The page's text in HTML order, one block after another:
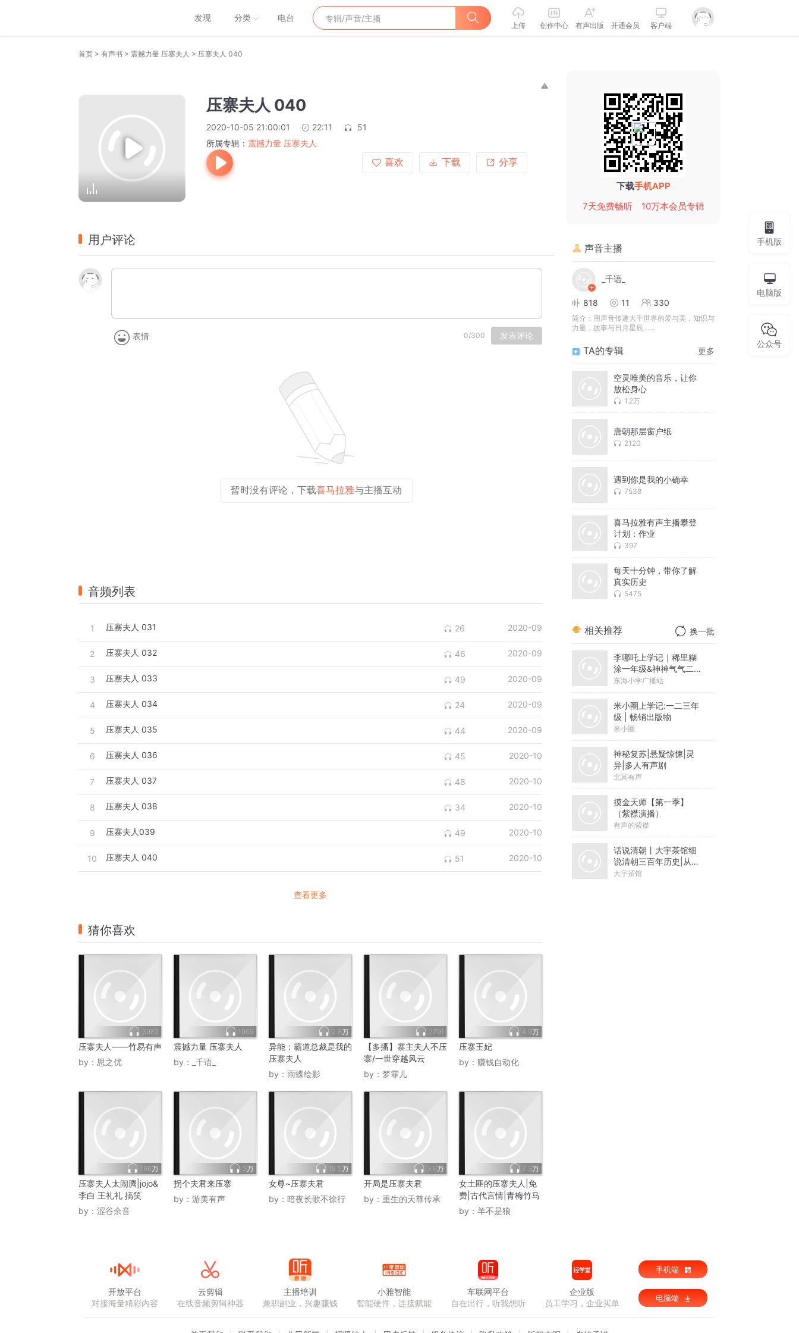
发现 分类 电台
上传 创作中心 有声出版 开通会员 客户端
首页 > 有声书 > 震撼力量 压寨夫人 > 压寨夫人 040
压寨夫人 040
2020-10-05 21:00:01 22:11
51
所属专辑： 震撼力量 压寨夫人
喜欢
下载 分享
用户评论
表情 0/300 发表评论
暂时没有评论，下载喜马拉雅与主播互动
音频列表
1 压寨夫人 031 26 2020-09
2 压寨夫人 032 46 2020-09
3 压寨夫人 033 49 2020-09
4 压寨夫人 034 24 2020-09
5 压寨夫人 035 44 2020-09
6 压寨夫人 036 45 2020-10
7 压寨夫人 037 48 2020-10
8 压寨夫人 038 34 2020-10
9 压寨夫人039 49 2020-10
10 压寨夫人 040 51 2020-10
查看更多
猜你喜欢
3982
压寨夫人——竹易有声
by： 思之优
1969
震撼力量 压寨夫人
by：
_千语_
2.8万
异能：霸道总裁是我的
压寨夫人
by： 雨蝶绘影
2791
【多播】寨主夫人不压
寨/一世穿越风云
by： 梦霏儿
4.9万
压寨王妃
by： 赚钱自动化
166万
压寨夫人太闹腾|jojo&
李白 王礼礼 搞笑
by： 涩谷余音
3万
拐个夫君来压寨
by： 游美有声
19.5万
女尊~压寨夫君
by： 暗夜长歌不徐行
3.9万
开局是压寨夫君
by： 重生的天尊传承
7.3万
女土匪的压寨夫人|免
费|古代言情|青梅竹马
by： 羊不是狼
下载手机APP
7天免费畅听
10万本会员专辑
声音主播
_千语_
818 11 330
简介： 用声音传递大千世界的爱与美，知识与
力量，故事与日月星辰……
TA的专辑 更多
空灵唯美的音乐，让你
放松身心
1.2万
唐朝那层窗户纸
2120
遇到你是我的小确幸
7538
喜马拉雅有声主播攀登
计划：作业
397
每天十分钟，带你了解
真实历史
5475
相关推荐 换一批
李哪吒上学记｜稀里糊
涂一年级&神神气气二年
级
东海小学广播站
米小圈上学记:一二三年
级 | 畅销出版物
米小圈
神秘复苏|悬疑惊悚|灵
异|多人有声剧
北冥有声
摸金天师【第一季】
（紫襟演播）
有声的紫襟
话说清朝丨大宇茶馆细
说清朝三百年历史|从努
尔哈赤到末代皇帝溥仪|
大宇茶馆
手机版
电脑版
公众号
开放平台
对接海量精彩内容
云剪辑
在线音频剪辑神器
主播培训
兼职副业，兴趣赚钱
小雅智能
智能硬件，连接赋能
车联网平台
自在出行，听我想听
企业版
员工学习，企业买单
手机端
电脑端